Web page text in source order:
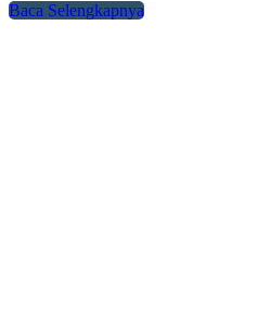
Baca Selengkapnya